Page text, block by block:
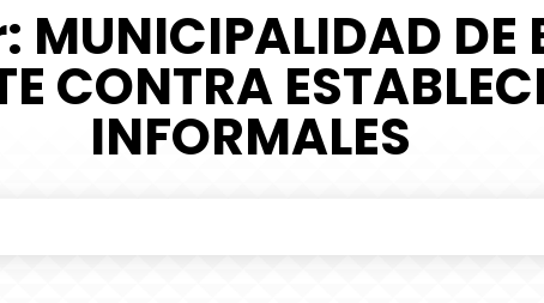
MUNICIPALIDAD DE
CONTRA
INFORMALES